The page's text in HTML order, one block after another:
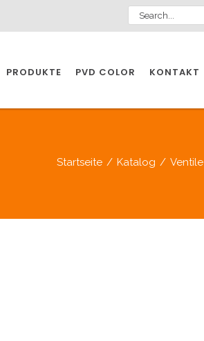
PRODUKTE
INDUSTRIE
PVD COLOR KONTAKT
Startseite / Katalog / Ventile